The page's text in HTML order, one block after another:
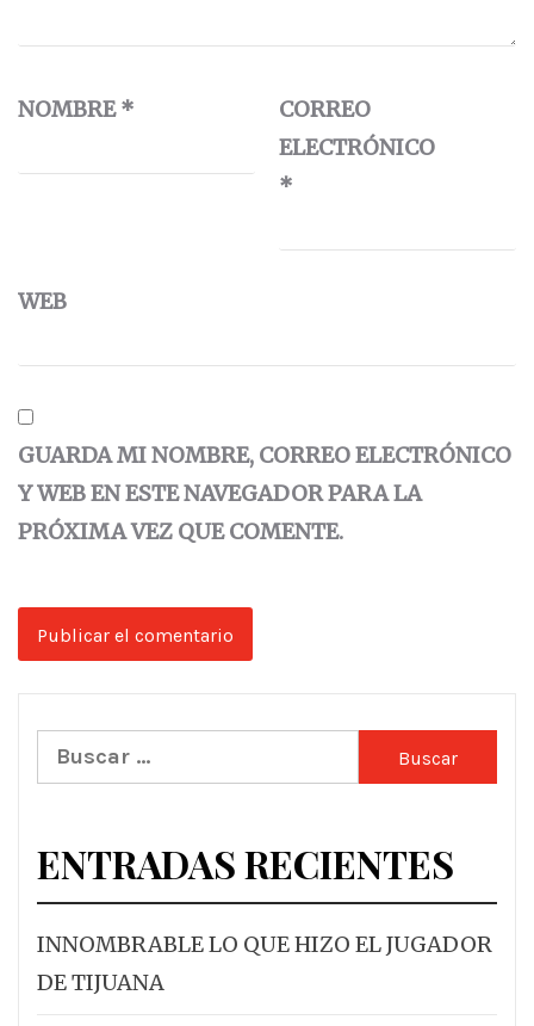
NOMBRE*
CORREO
ELECTRÓNICO
*
WEB
GUARDA MI NOMBRE, CORREO ELECTRÓNICO
Y WEB EN ESTE NAVEGADOR PARA LA
PRÓXIMA VEZ QUE COMENTE.
Buscar:
ENTRADAS RECIENTES
INNOMBRABLE LO QUE HIZO EL JUGADOR
DE TIJUANA